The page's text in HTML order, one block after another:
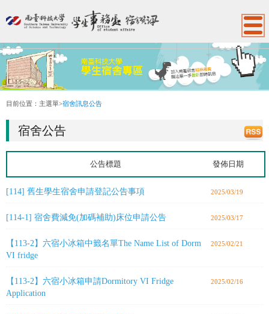
:::
目前位置： 主選單>宿舍訊息公告
宿舍公告
公告標題 發佈日期
[114] 舊生學生宿舍申請登記公告事項 2025/03/19
[114-1] 宿舍費減免(加碼補助)床位申請公告 2025/03/17
【113-2】六宿小冰箱中籤名單The Name List of Dorm
VI fridge
2025/02/21
【113-2】六宿小冰箱申請Dormitory VI Fridge
Application
2025/02/16